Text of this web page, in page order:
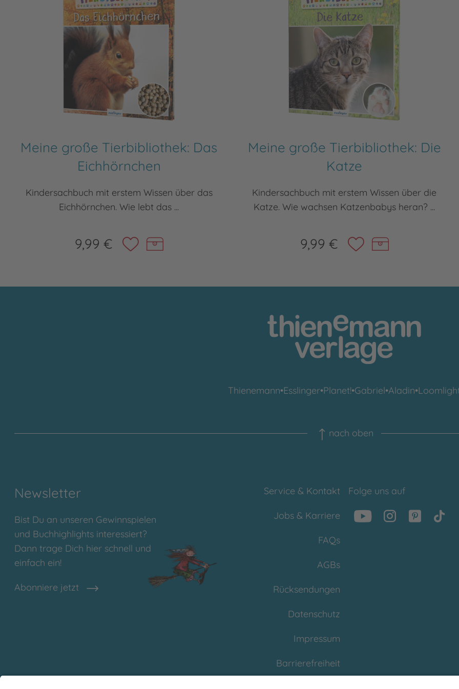
Meine große Tierbibliothek: Das
Eichhörnchen
Kindersachbuch mit erstem Wissen über das
Eichhörnchen. Wie lebt das ...
9,99 €
Meine große Tierbibliothek: Die
Katze
Kindersachbuch mit erstem Wissen über die
Katze. Wie wachsen Katzenbabys heran? ...
9,99 €
Thienemann•Esslinger•Planet!•Gabriel•Aladin•
nach oben
Newsletter
Bist Du an unseren Gewinnspielen
und Buchhighlights interessiert?
Dann trage Dich hier schnell und
einfach ein!
Abonniere jetzt
Service & Kontakt
Jobs & Karriere
FAQs
AGBs
Rücksendungen
Datenschutz
Impressum
Barrierefreiheit
Folge uns auf